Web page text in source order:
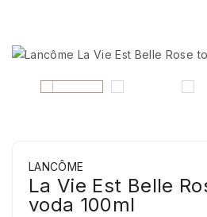
LANCÔME
La Vie Est Belle
voda 100ml